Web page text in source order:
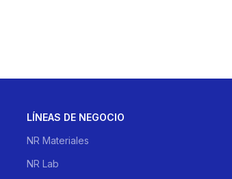
LÍNEAS DE NEGOCIO
NR Materiales
NR Lab